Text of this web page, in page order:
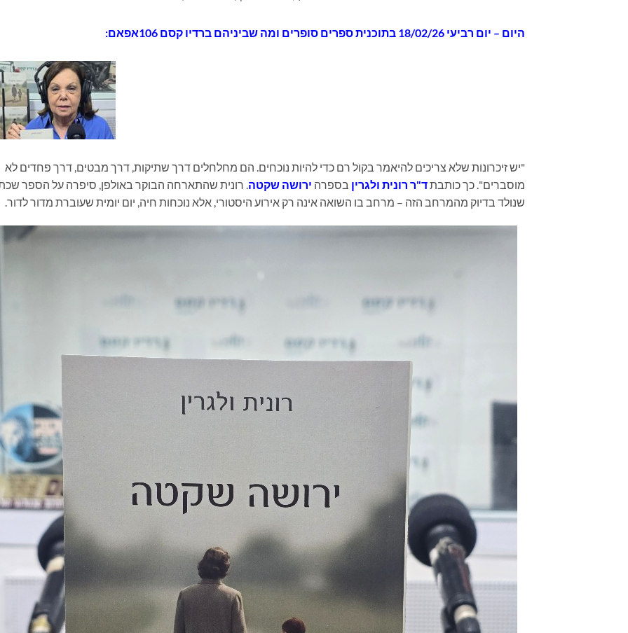
היום – יום רביעי 18/02/26 בתוכנית ספרים סופרים ומה שביניהם ברדיו קסם 106אפאם:
"יש זיכרונות שלא צריכים להיאמר בקול רם כדי להיות נוכחים. הם מחלחלים דרך שתיקות, דרך מבטים, דרך פחדים לא
מוסברים". כך כותבתד"ר רונית ולגרין בספרה ירושה שקטה. רונית שהתארחה הבוקר באולפן, סיפרה על הספר
שנולד בדיוק מהמרחב הזה – מרחב בו השואה אינה רק אירוע היסטורי, אלא נוכחות חיה, יום יומית שעוברת מדור לדור.